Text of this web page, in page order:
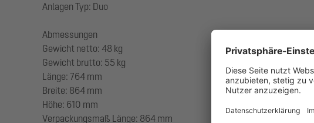
Anlagen Typ: Duo
Abmessungen
Gewicht netto: 48 kg
Gewicht brutto: 55 kg
Länge: 764 mm
Breite: 864 mm
Höhe: 610 mm
Verpackungsmaß Länge: 864 mm